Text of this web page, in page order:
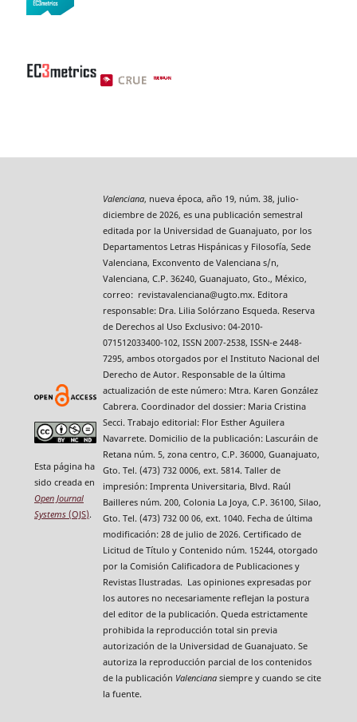
Esta página ha
sido creada en
Open Journal
Systems(OJS).
Valenciana, nueva época, año 19, núm. 38, julio-
diciembre de 2026, es una publicación semestral
editada por la Universidad de Guanajuato, por los
Departamentos Letras Hispánicas y Filosofía, Sede
Valenciana, Exconvento de Valenciana s/n,
Valenciana, C.P. 36240, Guanajuato, Gto., México,
correo: revistavalenciana@ugto.mx. Editora
responsable: Dra. Lilia Solórzano Esqueda. Reserva
de Derechos al Uso Exclusivo: 04-2010-
071512033400-102, ISSN 2007-2538, ISSN-e 2448-
7295, ambos otorgados por el Instituto Nacional del
Derecho de Autor. Responsable de la última
actualización de este número: Mtra. Karen González
Cabrera. Coordinador del dossier: Maria Cristina
Secci. Trabajo editorial: Flor Esther Aguilera
Navarrete. Domicilio de la publicación: Lascuráin de
Retana núm. 5, zona centro, C.P. 36000, Guanajuato,
Gto. Tel. (473) 732 0006, ext. 5814. Taller de
impresión: Imprenta Universitaria, Blvd. Raúl
Bailleres núm. 200, Colonia La Joya, C.P. 36100, Silao,
Gto. Tel. (473) 732 00 06, ext. 1040. Fecha de última
modificación: 28 de julio de 2026. Certificado de
Licitud de Título y Contenido núm. 15244, otorgado
por la Comisión Calificadora de Publicaciones y
Revistas Ilustradas. Las opiniones expresadas por
los autores no necesariamente reflejan la postura
del editor de la publicación. Queda estrictamente
prohibida la reproducción total sin previa
autorización de la Universidad de Guanajuato. Se
autoriza la reproducción parcial de los contenidos
de la publicación Valencianasiempre y cuando se cite
la fuente.